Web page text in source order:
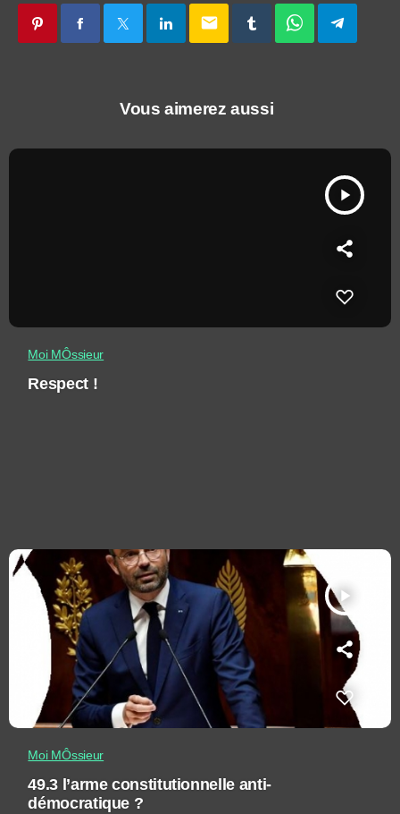
email
Vous aimerez aussi
play_arrow
Moi MÔssieur
Respect !
play_arrow
Moi MÔssieur
49.3 l’arme constitutionnelle anti-
démocratique ?